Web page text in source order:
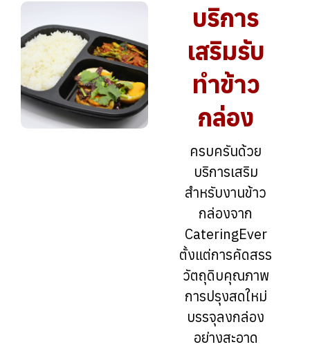
บริการ
เสริมรับ
ทำข้าว
กล่อง
ครบครันด้วย
บริการเสริม
สำหรับงานข้าว
กล่องจาก
CateringEver
ตั้งแต่การคัดสรร
วัตถุดิบคุณภาพ
การปรุงสดใหม่
บรรจุลงกล่อง
อย่างสะอาด